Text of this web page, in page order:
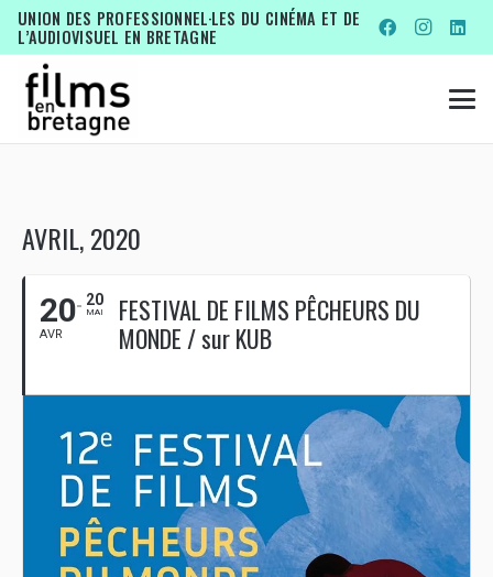
UNION DES PROFESSIONNEL·LES DU CINÉMA ET DE
L’AUDIOVISUEL EN BRETAGNE
AVRIL, 2020
20
AVR
20
MAI
FESTIVAL DE FILMS PÊCHEURS DU
MONDE / sur KUB